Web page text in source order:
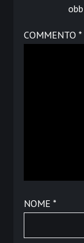
COMMENTO *
NOME *